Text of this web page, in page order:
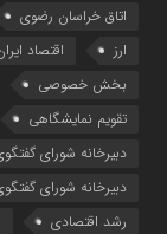
اتاق خراسان رضوی
ارز
اقتصاد
بخش خصوصی
تقویم نمایشگاهی
دبیرخانه شورای
دبیرخانه شورای
رشد اقتصادی